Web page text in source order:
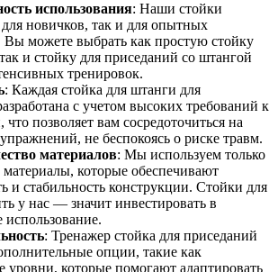
использования: Наши стойки
для новичков, так и для опытных
Вы можете выбрать как простую стойку
и стойку для приседаний со штангой
тренировок.
: Каждая стойка для штанги для
с учетом высоких требований к
что позволяет вам сосредоточиться на
не беспокоясь о риске травм.
материалов: Мы используем только
которые обеспечивают
и стабильность конструкции. Стойки для
у нас — значит инвестировать в
использование.
: Тренажер стойка для приседаний
опции, такие как
уровни, которые помогают адаптировать